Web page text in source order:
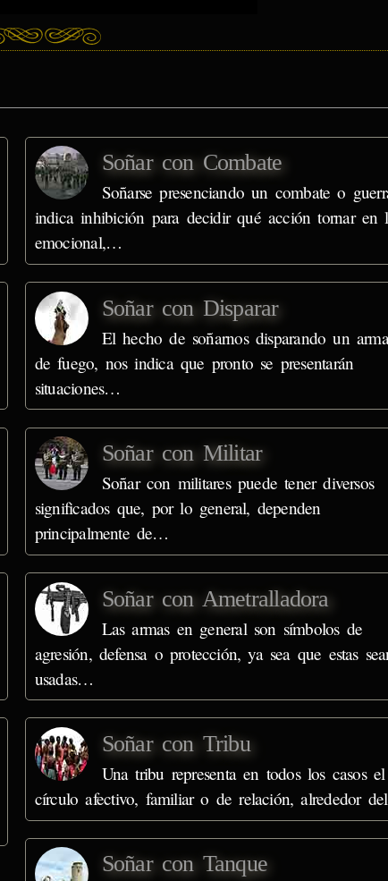
Soñar con Combate
Soñarse presenciando un combate o
indica inhibición para decidir qué acción tornar en
emocional,…
Soñar con Disparar
El hecho de soñarnos disparando un arma
de fuego, nos indica que pronto se presentarán
situaciones…
Soñar con Militar
Soñar con militares puede tener diversos
significados que, por lo general, dependen
principalmente de…
Soñar con Ametralladora
Las armas en general son símbolos de
agresión, defensa o protección, ya sea que estas
usadas…
Soñar con Tribu
Una tribu representa en todos los casos el
círculo afectivo, familiar o de relación, alrededor
Soñar con Tanque